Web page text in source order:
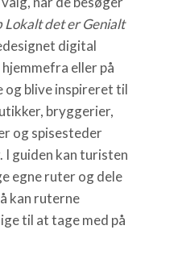
Lokalt det er Genialt
digital
eller på
og blive inspireret til
bryggerier,
og spisesteder
I guiden kan turisten
egne ruter og dele
kan ruterne
til at tage med på